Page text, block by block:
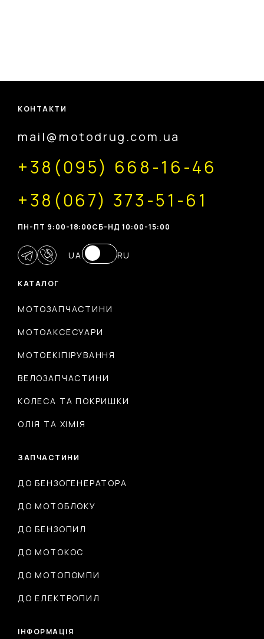
КАТАЛОГ
МОТОЗАПЧАСТИНИ
МОТОАКСЕСУАРИ
МОТОЕКІПІРУВАННЯ
ВЕЛОЗАПЧАСТИНИ
КОЛЕСА ТА ПОКРИШКИ
ОЛІЯ ТА ХІМІЯ
ЗАПЧАСТИНИ
ДО БЕНЗОГЕНЕРАТОРА
ДО МОТОБЛОКУ
ДО БЕНЗОПИЛ
ДО МОТОКОС
ДО МОТОПОМПИ
ДО ЕЛЕКТРОПИЛ
ІНФОРМАЦІЯ
КОНТАКТИ
mail@motodrug.com.ua
+38(095) 668-16-46
+38(067) 373-51-61
ПН-ПТ 9:00-18:00CБ-НД 10:00-15:00
UA RU